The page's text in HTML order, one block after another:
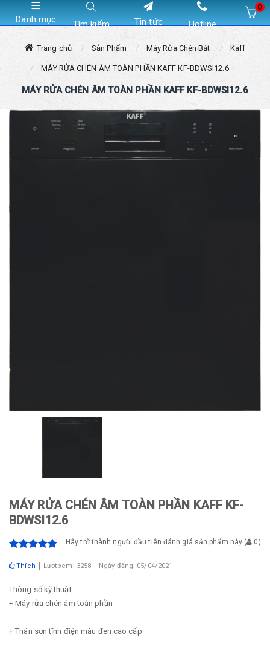
Danh mục Tìm kiếm Tin tức Hotline
0
Trang chủ Sản Phẩm Máy Rửa Chén Bát Kaff
MÁY RỬA CHÉN ÂM TOÀN PHẦN KAFF KF-BDWSI12.6
MÁY RỬA CHÉN ÂM TOÀN PHẦN KAFF KF-BDWSI12.6
MÁY RỬA CHÉN ÂM TOÀN PHẦN KAFF KF-
BDWSI12.6
Hãy trở thành người đầu tiên đánh giá sản phẩm này ( 0)
Thích Lượt xem: 3258 Ngày đăng: 05/04/2021
Thông số kỹ thuật:
+ Máy rửa chén âm toàn phần
+ Thân sơn tĩnh điện màu đen cao cấp